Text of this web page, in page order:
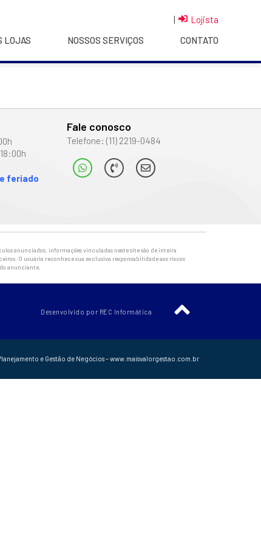
|
Lojista
LOJAS NOSSOS SERVIÇOS CONTATO
feriado
Fale conosco
Telefone: (11) 2219-0484
anunciados, informações vinculadas neste site são de inteira
O usuário reconhece sua exclusiva responsabilidade aos riscos
anunciante.
Desenvolvido por REC Informática
e Gestão de Negócios – www.maisvalorgestao.com.br